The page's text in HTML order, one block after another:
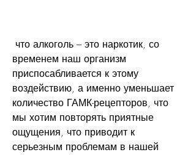
временем наш организм
приспосабливается к этому
воздействию, а именно уменьшает
количество ГАМК-рецепторов, что
мы хотим повторять приятные
ощущения, что приводит к
серьезным проблемам в нашей